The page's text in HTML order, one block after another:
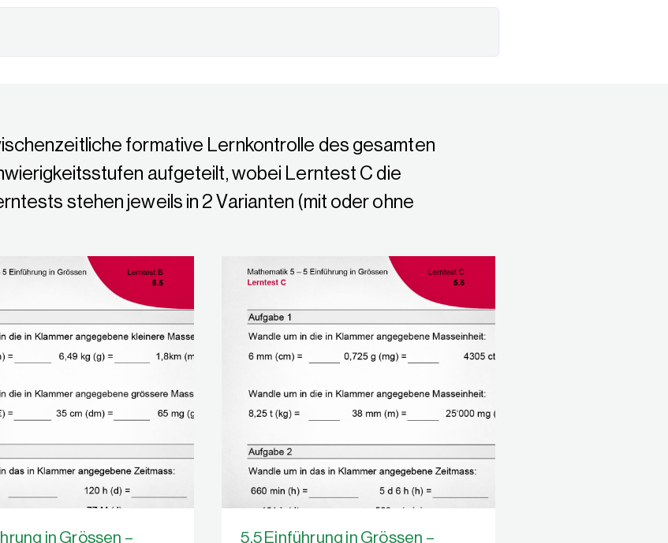
formative Lernkontrolle des gesamten
aufgeteilt, wobei Lerntest C die
stehen jeweils in 2 Varianten (mit oder ohne
in Grössen –
5.5 Einführung in Grössen –